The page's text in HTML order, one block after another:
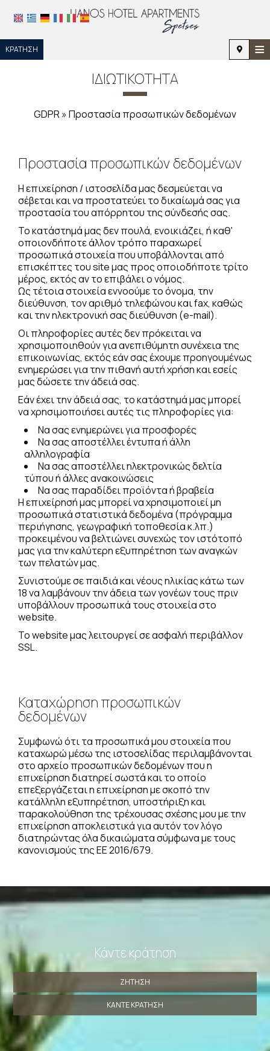
≡
ΚΡΆΤΗΣΗ
ΑΡΧΙΚΉ
ΤΟΠΟΘΕΣΊΑ
ΔΙΑΜΟΝΉ
ΦΩΤΟΓΡΑΦΊΕΣ
ΖΉΤΗΣΗ
ΕΠΙΚΟΙΝΩΝΊΑ
ΙΔΙΩΤΙΚΌΤΗΤΑ
GDPR » Προστασία προσωπικών δεδομένων
Προστασία προσωπικών δεδομένων
Η επιχείρηση / ιστοσελίδα μας δεσμεύεται να
σέβεται και να προστατεύει το δικαίωμά σας για
προστασία του απόρρητου της σύνδεσής σας.
Το κατάστημά μας δεν πουλά, ενοικιάζει, ή καθ'
οποιονδήποτε άλλον τρόπο παραχωρεί
προσωπικά στοιχεία που υποβάλλονται από
επισκέπτες του site μας προς οποιοδήποτε τρίτο
μέρος, εκτός αν το επιβάλει ο νόμος.
Ως τέτοια στοιχεία εννοούμε το όνομα, την
διεύθυνση, τον αριθμό τηλεφώνου και fax, καθώς
και την ηλεκτρονική σας διεύθυνση (e-mail).
Οι πληροφορίες αυτές δεν πρόκειται να
χρησιμοποιηθούν για ανεπιθύμητη συνέχεια της
επικοινωνίας, εκτός εάν σας έχουμε προηγουμένως
ενημερώσει για την πιθανή αυτή χρήση και εσείς
μας δώσετε την άδειά σας.
Εάν έχει την άδειά σας, το κατάστημά μας μπορεί
να χρησιμοποιήσει αυτές τις πληροφορίες για:
Να σας ενημερώνει για προσφορές
Να σας αποστέλλει έντυπα ή άλλη
αλληλογραφία
Να σας αποστέλλει ηλεκτρονικώς δελτία
τύπου ή άλλες ανακοινώσεις
Να σας παραδίδει προϊόντα ή βραβεία
Η επιχείρησή μας μπορεί να χρησιμοποιεί μη
προσωπικά στατιστικά δεδομένα (πρόγραμμα
περιήγησης, γεωγραφική τοποθεσία κ.λπ.)
προκειμένου να βελτιώνει συνεχώς τον ιστότοπό
μας για την καλύτερη εξυπηρέτηση των αναγκών
των πελατών μας.
Συνιστούμε σε παιδιά και νέους ηλικίας κάτω των
18 να λαμβάνουν την άδεια των γονέων τους πριν
υποβάλλουν προσωπικά τους στοιχεία στο
website.
Το website μας λειτουργεί σε ασφαλή περιβάλλον
SSL.
Καταχώρηση προσωπικών
δεδομένων
Συμφωνώ ότι τα προσωπικά μου στοιχεία που
καταχωρώ μέσω της ιστοσελίδας περιλαμβάνονται
στο αρχείο προσωπικών δεδομένων που η
επιχείρηση διατηρεί σωστά και το οποίο
επεξεργάζεται η επιχείρηση με σκοπό την
κατάλληλη εξυπηρέτηση, υποστήριξη και
παρακολούθηση της τρέχουσας σχέσης μου με την
επιχείρηση αποκλειστικά για αυτόν τον λόγο
διατηρώντας όλα δικαιώματα σύμφωνα με τους
κανονισμούς της ΕΕ 2016/679.
Κάντε κράτηση
ΖΉΤΗΣΗ
ΚΆΝΤΕ ΚΡΆΤΗΣΗ